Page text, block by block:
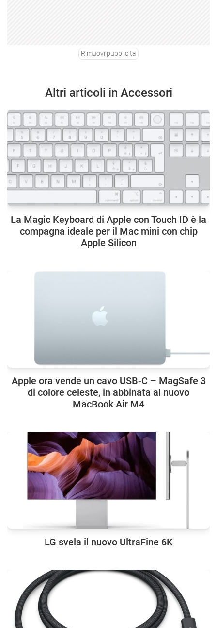
Rimuovi pubblicità
Altri articoli in Accessori
La Magic Keyboard di Apple con Touch ID è la
compagna ideale per il Mac mini con chip
Apple Silicon
Apple ora vende un cavo USB-C – MagSafe 3
di colore celeste, in abbinata al nuovo
MacBook Air M4
LG svela il nuovo UltraFine 6K